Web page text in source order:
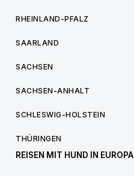
RHEINLAND-PFALZ
SAARLAND
SACHSEN
SACHSEN-ANHALT
SCHLESWIG-HOLSTEIN
THÜRINGEN
REISEN MIT HUND IN EUROPA